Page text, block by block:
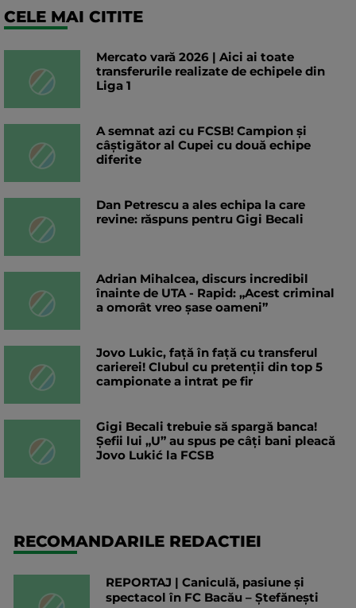
CELE MAI CITITE
Mercato vară 2026 | Aici ai toate
transferurile realizate de echipele din
Liga 1
A semnat azi cu FCSB! Campion și
câștigător al Cupei cu două echipe
diferite
Dan Petrescu a ales echipa la care
revine: răspuns pentru Gigi Becali
Adrian Mihalcea, discurs incredibil
înainte de UTA - Rapid: „Acest criminal
a omorât vreo șase oameni”
Jovo Lukic, față în față cu transferul
carierei! Clubul cu pretenții din top 5
campionate a intrat pe fir
Gigi Becali trebuie să spargă banca!
Șefii lui „U” au spus pe câți bani pleacă
Jovo Lukić la FCSB
RECOMANDARILE REDACTIEI
REPORTAJ | Caniculă, pasiune și
spectacol în FC Bacău – Ștefănești